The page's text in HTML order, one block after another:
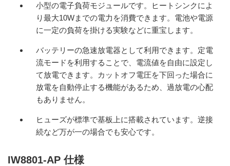
小型の電子負荷モジュールです。ヒートシンクによ
り最大10Wまでの電力を消費できます。電池や電源
に一定の負荷を掛ける実験などに重宝します。
バッテリーの急速放電器として利用できます。定電
流モードを利用することで、電流値を自由に設定し
て放電できます。カットオフ電圧を下回った場合に
放電を自動停止する機能があるため、過放電の心配
もありません。
ヒューズが標準で基板上に搭載されています。逆接
続など万が一の場合でも安心です。
IW8801-AP 仕様